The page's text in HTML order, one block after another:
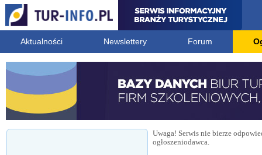
Aktualności Newslettery Forum
Uwaga! Serwis nie bierze
ogłoszeniodawca.